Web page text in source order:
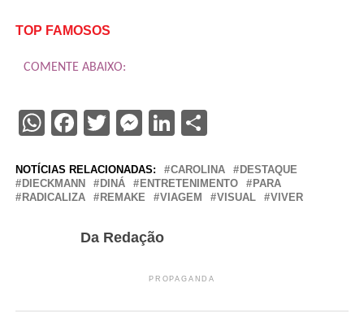
TOP FAMOSOS
COMENTE ABAIXO:
WhatsApp
Facebook
Twitter
Messenger
LinkedIn
Share
NOTÍCIAS RELACIONADAS: CAROLINA
DESTAQUE
DIECKMANN
DINÁ ENTRETENIMENTO
PARA
RADICALIZA
REMAKE VIAGEM VISUAL VIVER
Da Redação
PROPAGANDA